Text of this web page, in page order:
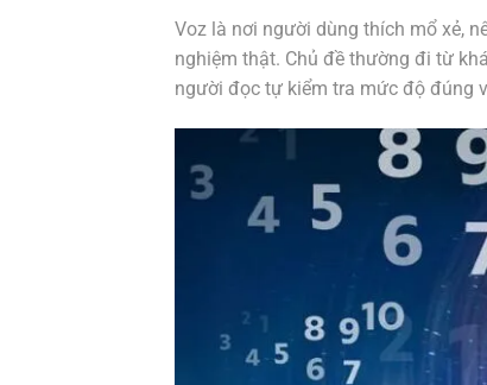
Voz là nơi người dùng thích mổ xẻ,
nghiệm thật. Chủ đề thường đi từ
người đọc tự kiểm tra mức độ đúng